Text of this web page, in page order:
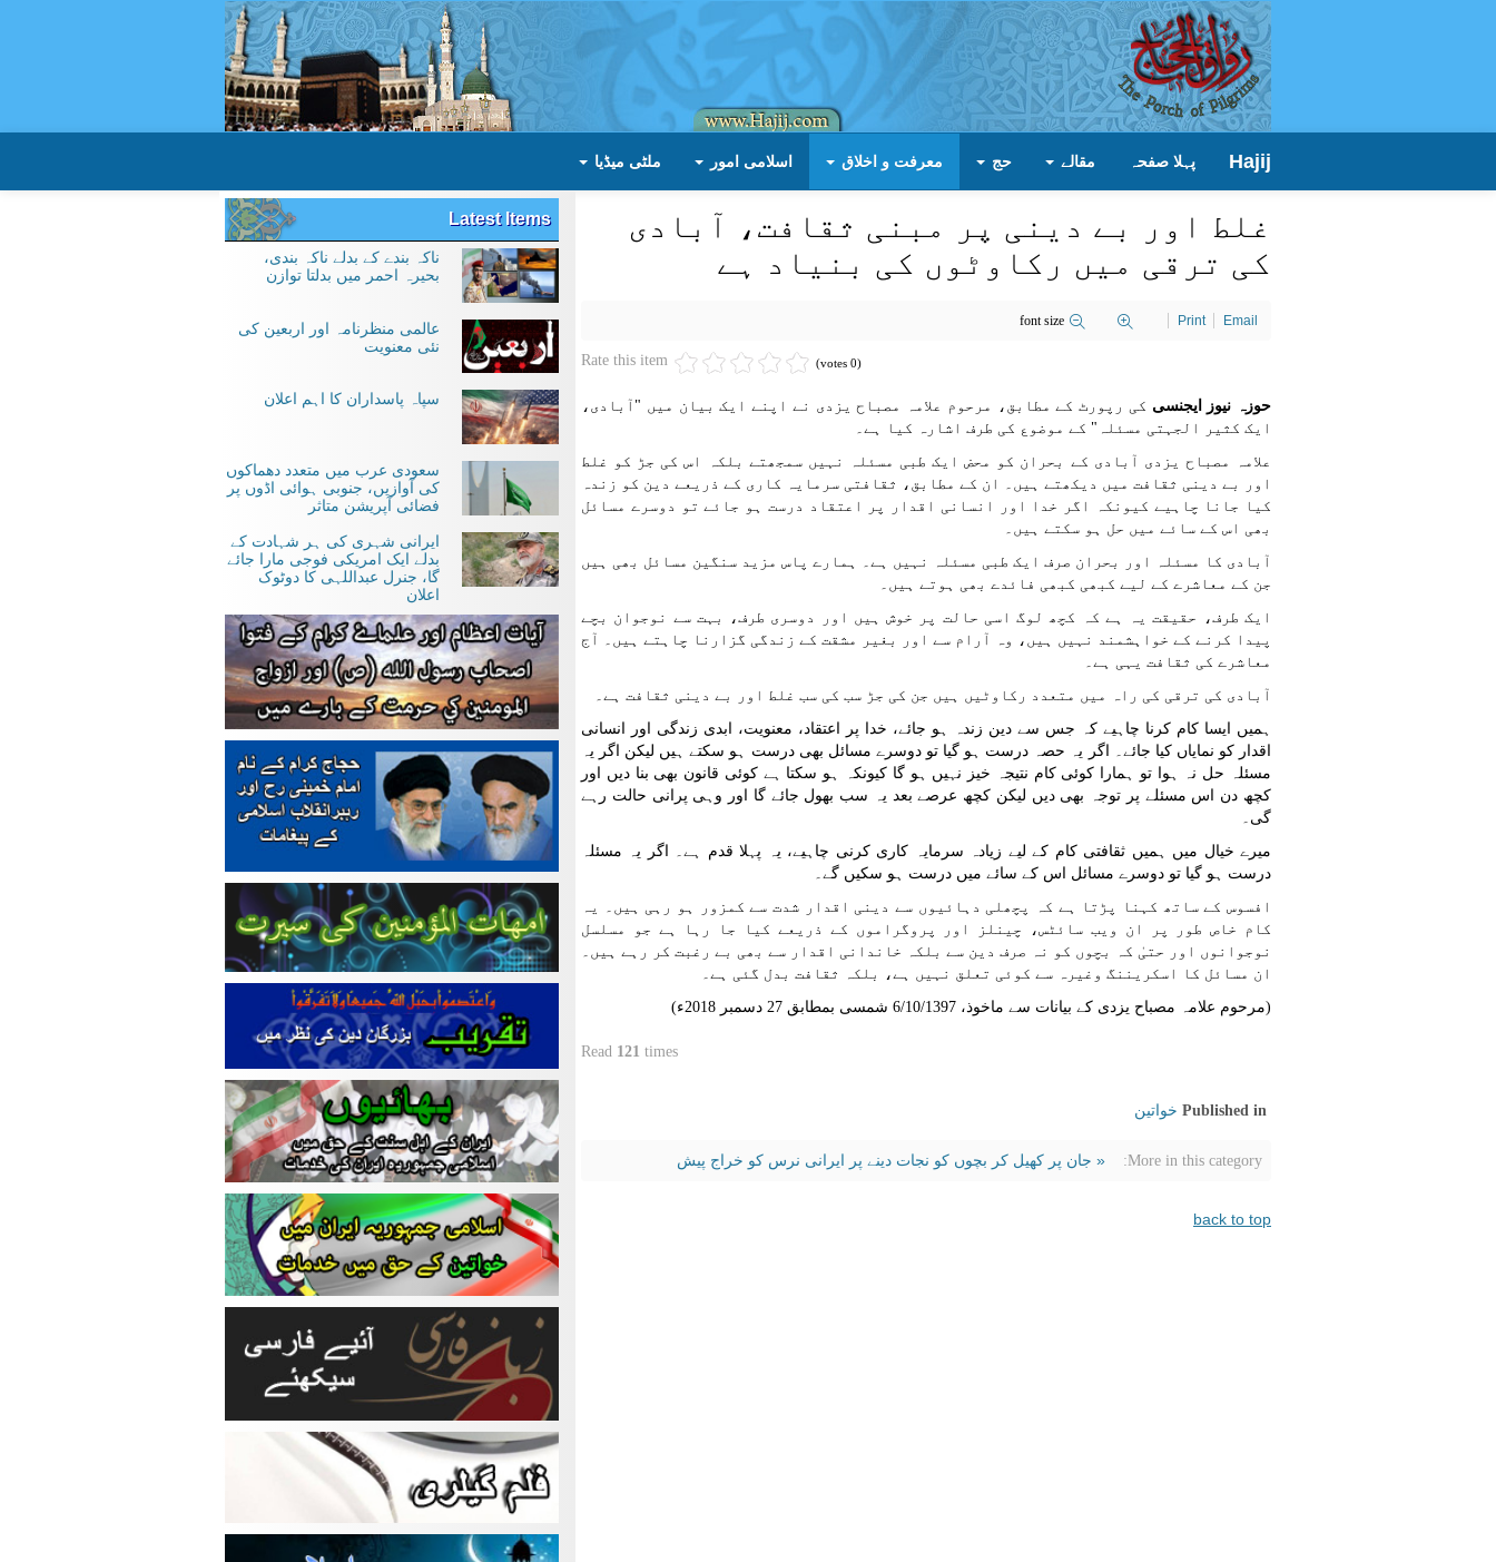
Hajij پہلا صفحہ مقالے حج معرفت و اخلاق اسلامی امور ملٹی میڈیا
غلط اور بے دینی پر مبنی ثقافت، آبادی
کی ترقی میں رکاوٹوں کی بنیاد ہے
font size Print Email
Rate this item (0 votes)
حوزہ نیوز ایجنسی کی رپورٹ کے مطابق، مرحوم علامہ مصباح یزدی نے اپنے ایک بیان میں "آبادی،
ایک کثیر الجہتی مسئلہ" کے موضوع کی طرف اشارہ کیا ہے۔
علامہ مصباح یزدی آبادی کے بحران کو محض ایک طبی مسئلہ نہیں سمجھتے بلکہ اس کی جڑ کو غلط
اور بے دینی ثقافت میں دیکھتے ہیں۔ ان کے مطابق، ثقافتی سرمایہ کاری کے ذریعے دین کو زندہ
کیا جانا چاہیے کیونکہ اگر خدا اور انسانی اقدار پر اعتقاد درست ہو جائے تو دوسرے مسائل
بھی اس کے سائے میں حل ہو سکتے ہیں۔
آبادی کا مسئلہ اور بحران صرف ایک طبی مسئلہ نہیں ہے۔ ہمارے پاس مزید سنگین مسائل بھی ہیں
جن کے معاشرے کے لیے کبھی کبھی فائدے بھی ہوتے ہیں۔
ایک طرف، حقیقت یہ ہے کہ کچھ لوگ اسی حالت پر خوش ہیں اور دوسری طرف، بہت سے نوجوان بچے
پیدا کرنے کے خواہشمند نہیں ہیں، وہ آرام سے اور بغیر مشقت کے زندگی گزارنا چاہتے ہیں۔ آج
معاشرے کی ثقافت یہی ہے۔
آبادی کی ترقی کی راہ میں متعدد رکاوٹیں ہیں جن کی جڑ سب کی سب غلط اور بے دینی ثقافت ہے۔
ہمیں ایسا کام کرنا چاہیے کہ جس سے دین زندہ ہو جائے، خدا پر اعتقاد، معنویت، ابدی زندگی اور انسانی
اقدار کو نمایاں کیا جائے۔ اگر یہ حصہ درست ہو گیا تو دوسرے مسائل بھی درست ہو سکتے ہیں لیکن اگر یہ
مسئلہ حل نہ ہوا تو ہمارا کوئی کام نتیجہ خیز نہیں ہو گا کیونکہ ہو سکتا ہے کوئی قانون بھی بنا دیں اور
کچھ دن اس مسئلے پر توجہ بھی دیں لیکن کچھ عرصے بعد یہ سب بھول جائے گا اور وہی پرانی حالت رہے
گی۔
میرے خیال میں ہمیں ثقافتی کام کے لیے زیادہ سرمایہ کاری کرنی چاہیے، یہ پہلا قدم ہے۔ اگر یہ مسئلہ
درست ہو گیا تو دوسرے مسائل اس کے سائے میں درست ہو سکیں گے۔
افسوس کے ساتھ کہنا پڑتا ہے کہ پچھلی دہائیوں سے دینی اقدار شدت سے کمزور ہو رہی ہیں۔ یہ
کام خاص طور پر ان ویب سائٹس، چینلز اور پروگراموں کے ذریعے کیا جا رہا ہے جو مسلسل
نوجوانوں اور حتیٰ کہ بچوں کو نہ صرف دین سے بلکہ خاندانی اقدار سے بھی بے رغبت کر رہے ہیں۔
ان مسائل کا اسکریننگ وغیرہ سے کوئی تعلق نہیں ہے، بلکہ ثقافت بدل گئی ہے۔
(مرحوم علامہ مصباح یزدی کے بیانات سے ماخوذ، 6/10/1397 شمسی بمطابق 27 دسمبر 2018ء)
Read 121 times
Published in خواتين
More in this category: « جان پر کھیل کر بچوں کو نجات دینے پر ایرانی نرس کو خراج پیش
back to top
Latest Items
ناکہ بندے کے بدلے ناکہ بندی،
بحیرہ احمر میں بدلتا توازن
عالمی منظرنامہ اور اربعین کی
نئی معنویت
سپاہ پاسداران کا اہم اعلان
سعودی عرب میں متعدد دھماکوں
کی آوازیں، جنوبی ہوائی اڈوں پر
فضائی آپریشن متاثر
ایرانی شہری کی ہر شہادت کے
بدلے ایک امریکی فوجی مارا جائے
گا، جنرل عبداللہی کا دوٹوک
اعلان